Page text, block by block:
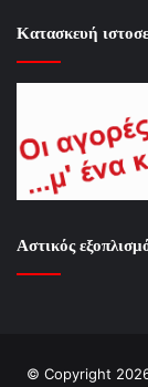
Κατασκευή
Αστικός
© Copyright